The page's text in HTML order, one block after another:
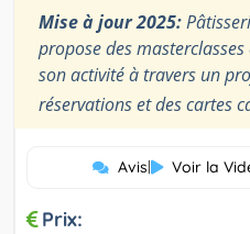
Mise à jour 2025:
propose des
son activité à travers un
réservations et des cartes
Avis| Voir la
Prix: